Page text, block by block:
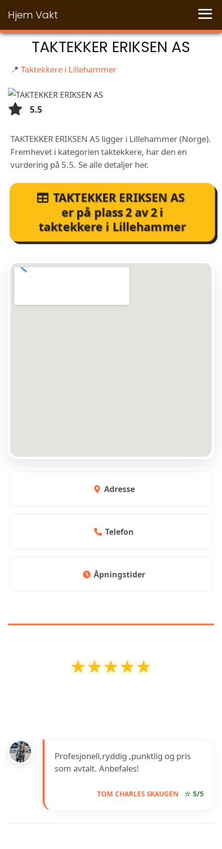
Hjem Vakt
TAKTEKKER ERIKSEN AS
📍 Taktekkere i Lillehammer
5.5
TAKTEKKER ERIKSEN AS ligger i Lillehammer (Norge).
Fremhevet i kategorien taktekkere, har den en
vurdering på 5.5. Se alle detaljer her.
TAKTEKKER ERIKSEN AS
er på plass2 av2i
taktekkere i Lillehammer
Adresse
Telefon
Åpningstider
★★★★★
★★★★★
Profesjonell,ryddig ,punktlig og pris
som avtalt. Anbefales!
TOM CHARLES SKAUGEN ☆ 5/5